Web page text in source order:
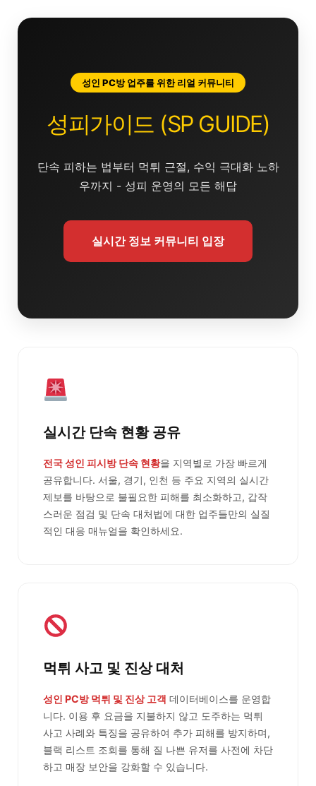
성인 PC방 업주를 위한 리얼 커뮤니티
성피가이드 (SP GUIDE)
단속 피하는 법부터 먹튀 근절, 수익 극대화 노하
우까지 - 성피 운영의 모든 해답
실시간 정보 커뮤니티 입장
실시간 단속 현황 공유
전국 성인 피시방 단속 현황을 지역별로 가장 빠르게
공유합니다. 서울, 경기, 인천 등 주요 지역의 실시간
제보를 바탕으로 불필요한 피해를 최소화하고, 갑작
스러운 점검 및 단속 대처법에 대한 업주들만의 실질
적인 대응 매뉴얼을 확인하세요.
먹튀 사고 및 진상 대처
성인 PC방 먹튀 및 진상 고객 데이터베이스를 운영합
니다. 이용 후 요금을 지불하지 않고 도주하는 먹튀
사고 사례와 특징을 공유하여 추가 피해를 방지하며,
블랙 리스트 조회를 통해 질 나쁜 유저를 사전에 차단
하고 매장 보안을 강화할 수 있습니다.